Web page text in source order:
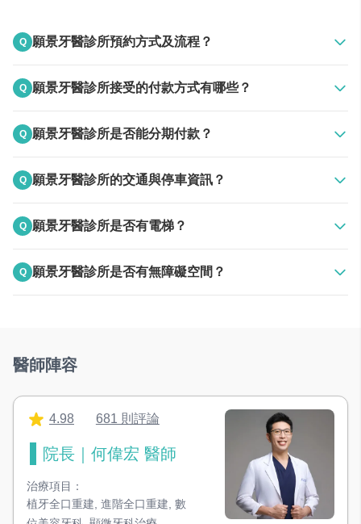
櫃檯協助指引附近多個停車場
無障礙設施
獨立診所雙螢幕，了解病情及即時顯微投影
電梯
候診不無聊，可以看電視了解牙科知識
飲水機
冷熱雙用的飲水機，附上精美多樣的茶包可選
攝影空間
Q 願景牙醫診所預約方式及流程？
上班時間官方LINE
Q 願景牙醫診所接受的付款方式有哪些？
Q 願景牙醫診所是否能分期付款？
Q 願景牙醫診所的交通與停車資訊？
收費路邊停車格
Q 願景牙醫診所是否有電梯？
Q 願景牙醫診所是否有無障礙空間？
醫師陣容
4.98 681 則評論
院長｜何偉宏 醫師
治療項目：
植牙全口重建 進階全口重建 數